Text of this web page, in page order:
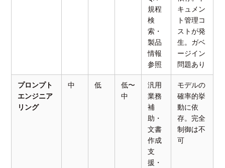
規程
検
索・
製品
情報
参照
キュメン
ト管理コ
ストが発
生。ガベ
ージイン
問題あり
プロンプト
エンジニア
リング
中 低
低〜
中
汎用
業務
補
助・
文書
作成
支
援・
モデルの
確率的挙
動に依
存。完全
制御は不
可